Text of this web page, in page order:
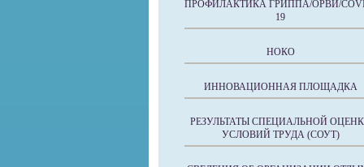
ПРОФИЛАКТИКА ГРИППА/ОРВИ/
19
НОКО
ИННОВАЦИОННАЯ ПЛОЩАДКА
РЕЗУЛЬТАТЫ СПЕЦИАЛЬНОЙ
УСЛОВИЙ ТРУДА (СОУТ)